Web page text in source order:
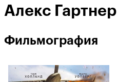
Алекс Гартнер
Фильмография